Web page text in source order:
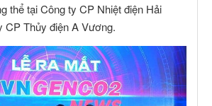
thể tại Công ty CP Nhiệt điện Hải
CP Thủy điện A Vương.